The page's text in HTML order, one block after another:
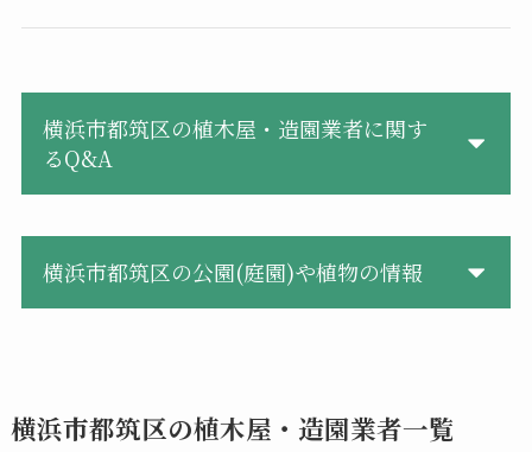
横浜市都筑区の植木屋・造園業者に関す
るQ&A
横浜市都筑区の公園(庭園)や植物の情報
横浜市都筑区の植木屋・造園業者一覧